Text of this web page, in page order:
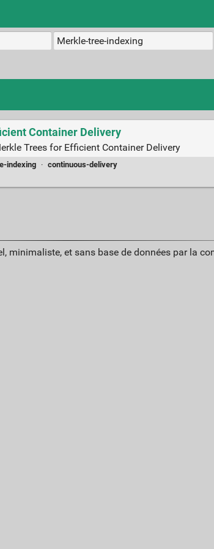
Container Delivery
Trees for Efficient Container Delivery
indexing · continuous-delivery
minimaliste, et sans base de données par la